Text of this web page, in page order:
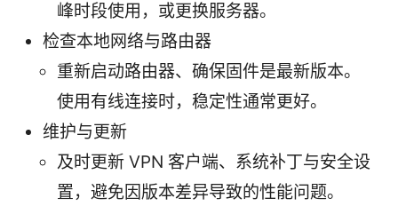
峰时段使用，或更换服务器。
检查本地网络与路由器
重新启动路由器、确保固件是最新版本。
使用有线连接时，稳定性通常更好。
维护与更新
及时更新 VPN 客户端、系统补丁与安全设
置，避免因版本差异导致的性能问题。